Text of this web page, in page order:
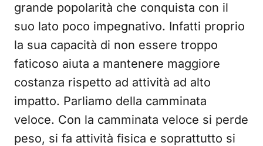
grande popolarità che conquista con il
suo lato poco impegnativo. Infatti proprio
la sua capacità di non essere troppo
faticoso aiuta a mantenere maggiore
costanza rispetto ad attività ad alto
impatto. Parliamo della camminata
veloce. Con la camminata veloce si perde
peso, si fa attività fisica e soprattutto si